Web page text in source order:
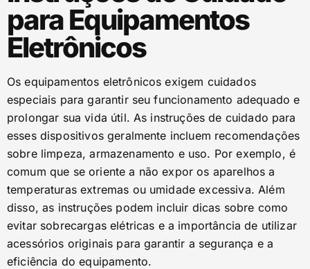
para Equipamentos
Eletrônicos
Os equipamentos eletrônicos exigem cuidados
especiais para garantir seu funcionamento adequado e
prolongar sua vida útil. As instruções de cuidado para
esses dispositivos geralmente incluem recomendações
sobre limpeza, armazenamento e uso. Por exemplo, é
comum que se oriente a não expor os aparelhos a
temperaturas extremas ou umidade excessiva. Além
disso, as instruções podem incluir dicas sobre como
evitar sobrecargas elétricas e a importância de utilizar
acessórios originais para garantir a segurança e a
eficiência do equipamento.